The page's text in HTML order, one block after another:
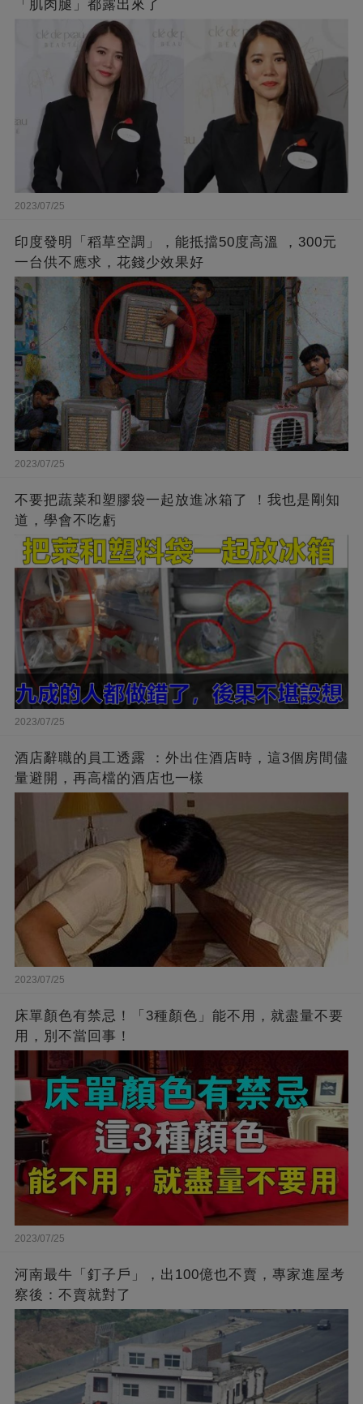
「肌肉腿」都露出來了
2023/07/25
印度發明「稻草空調」，能抵擋50度高溫 ，300元
一台供不應求，花錢少效果好
2023/07/25
不要把蔬菜和塑膠袋一起放進冰箱了 ！我也是剛知
道，學會不吃虧
2023/07/25
酒店辭職的員工透露 ：外出住酒店時，這3個房間儘
量避開，再高檔的酒店也一樣
2023/07/25
床單顏色有禁忌！「3種顏色」能不用，就盡量不要
用，別不當回事！
2023/07/25
河南最牛「釘子戶」，出100億也不賣，專家進屋考
察後：不賣就對了